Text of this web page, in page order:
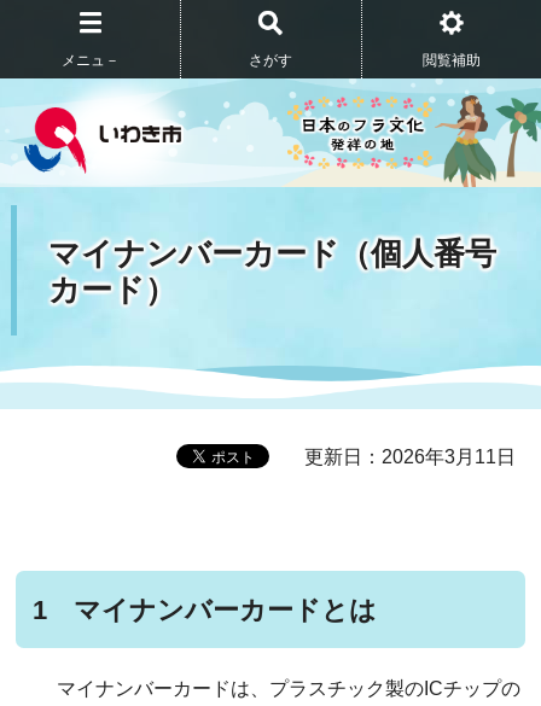
メニュ－ さがす 閲覧補助
マイナンバーカード（個人番号
カード）
更新日：2026年3月11日
1 マイナンバーカードとは
マイナンバーカードは、プラスチック製のICチップの